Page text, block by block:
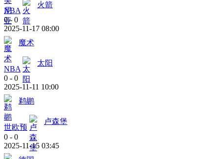
NBA
火箭
0 - 0
2025-11-17 08:00
魔术
NBA
太阳
0 - 0
2025-11-11 10:00
鹈鹕
世欧预
卢森堡
0 - 0
2025-11-15 03:45